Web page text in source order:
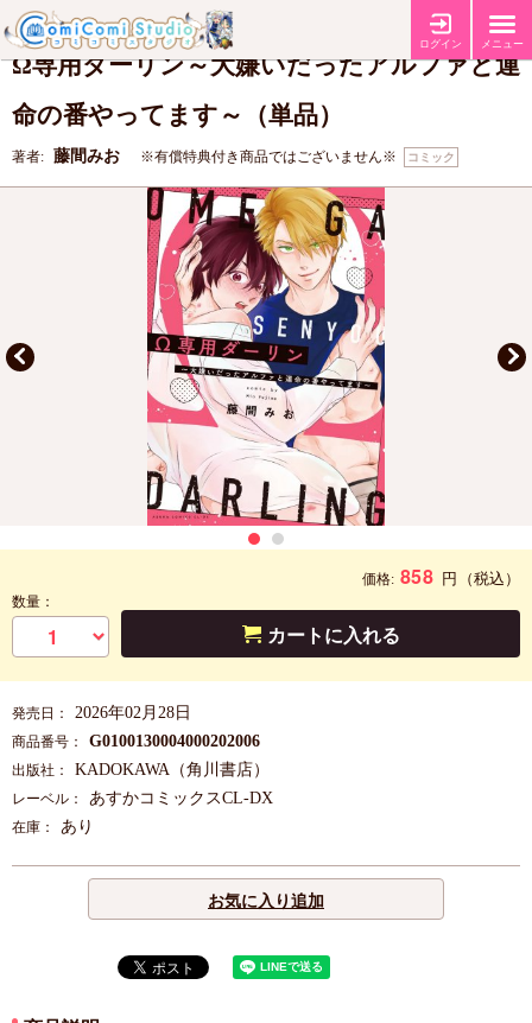
ログイン メニュー
特典 【コミコミ特典8P小冊子】
Ω専用ダーリン～大嫌いだったアルファと運
命の番やってます～（単品）
著者: 藤間みお ※有償特典付き商品ではございません※ コミック
価格: 858 円 （税込）
数量：
カートに入れる
発売日： 2026年02月28日
商品番号： G0100130004000202006
出版社： KADOKAWA（角川書店）
レーベル： あすかコミックスCL-DX
在庫： あり
お気に入り追加